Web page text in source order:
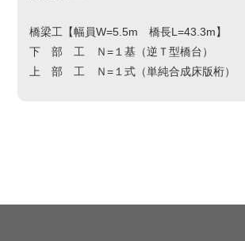
橋梁工【幅員W=5.5m 橋長L=43.3m】
下 部 工 Ｎ=１基（逆Ｔ型橋台）
上 部 工 Ｎ=１式（単純合成床版桁）